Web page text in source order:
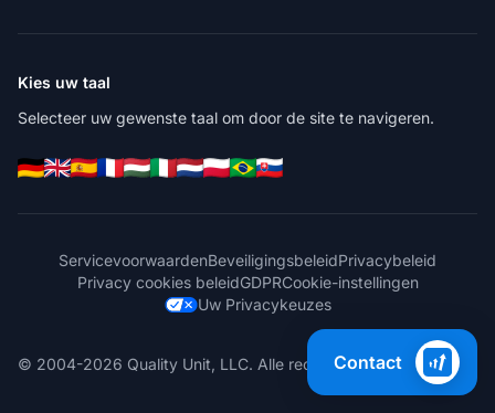
Kies uw taal
Selecteer uw gewenste taal om door de site te navigeren.
ServicevoorwaardenBeveiligingsbeleidPrivacybeleid
Privacy cookies beleidGDPRCookie-instellingen
Uw Privacykeuzes
© 2004-2026 Quality Unit, LLC. Alle rechten voorbehouden.
Contact